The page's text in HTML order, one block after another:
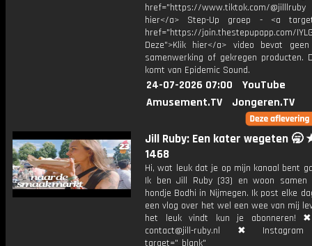
href="https://www.tiktok.com/
hier</a> Step-Up groep - <a
href="https://join.thestepupapp.com/
Deze">Klik hier</a> video bevat
samenwerking of gekregen producten.
komt van Epidemic Sound.
24-07-2026 07:00
YouTube
Amusement.TV
Jongeren.TV
Jill Ruby: Een kater wegeten 🥱
1468
Hi, wat leuk dat je op mijn kanaal bent
Ik ben Jill Ruby (33) en woon
hondje Bodhi in Nijmegen. Ik post elke
een vlog over het wel een wee van mij
het leuk vindt kun je abonneren!
contact@jill-ruby.nl ✖
target="_blank"